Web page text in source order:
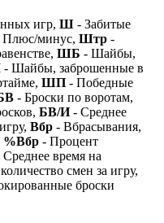
игр, Ш - Забитые
Плюс/минус, Штр -
ШБ - Шайбы,
- Шайбы, заброшенные в
ШП - Победные
- Броски по воротам,
БВ/И- Среднее
Вбр - Вбрасывания,
%Вбр - Процент
время на
смен за игру,
броски